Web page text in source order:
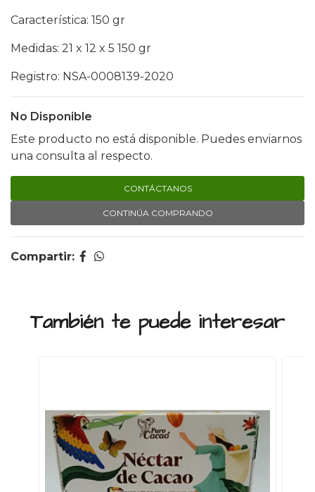
Característica: 150 gr
Medidas: 21 x 12 x 5 150 gr
Registro: NSA-0008139-2020
No Disponible
Este producto no está disponible. Puedes enviarnos
una consulta al respecto.
CONTÁCTANOS
CONTINÚA COMPRANDO
Compartir:
También te puede interesar